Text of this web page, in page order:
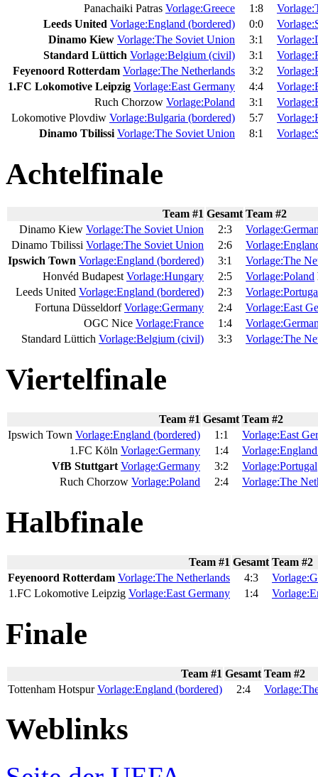
Panachaiki Patras Vorlage:Greece 1:8
Leeds United Vorlage:England (bordered) 0:0
Dinamo Kiew Vorlage:The Soviet Union 3:1
Standard Lüttich Vorlage:Belgium (civil) 3:1
Feyenoord Rotterdam Vorlage:The Netherlands 3:2
1.FC Lokomotive Leipzig Vorlage:East Germany 4:4
Ruch Chorzow Vorlage:Poland 3:1
Lokomotive Plovdiw Vorlage:Bulgaria (bordered) 5:7
Dinamo Tbilissi Vorlage:The Soviet Union 8:1
Achtelfinale
Team #1 Gesamt Team #2
Dinamo Kiew Vorlage:The Soviet Union 2:3
Dinamo Tbilissi Vorlage:The Soviet Union 2:6
Ipswich Town Vorlage:England (bordered) 3:1
Vorlage:The
Honvéd Budapest Vorlage:Hungary 2:5 Vorlage:Poland
Leeds United Vorlage:England (bordered) 2:3
Fortuna DüsseldorfVorlage:Germany 2:4
Vorlage:East
OGC Nice Vorlage:France 1:4
Standard Lüttich Vorlage:Belgium (civil) 3:3 Vorlage:The
Viertelfinale
Team #1 Gesamt Team #2
Ipswich Town Vorlage:England (bordered) 1:1
Vorlage:East
1.FC Köln Vorlage:Germany 1:4
VfB Stuttgart Vorlage:Germany 3:2 Vorlage:Portugal
Ruch Chorzow Vorlage:Poland 2:4 Vorlage:The
Halbfinale
Team #1 Gesamt Team #2
Feyenoord Rotterdam Vorlage:The Netherlands 4:3
1.FC Lokomotive Leipzig Vorlage:East Germany 1:4
Finale
Team #1 Gesamt Team #2
Tottenham HotspurVorlage:England (bordered) 2:4
Weblinks